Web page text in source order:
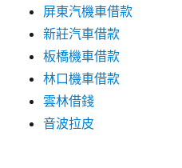
屏東汽機車借款
新莊汽車借款
板橋機車借款
林口機車借款
雲林借錢
音波拉皮